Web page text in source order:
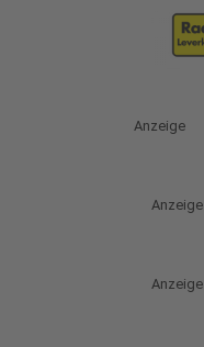
Anzeige
Anzeige
Anzeige